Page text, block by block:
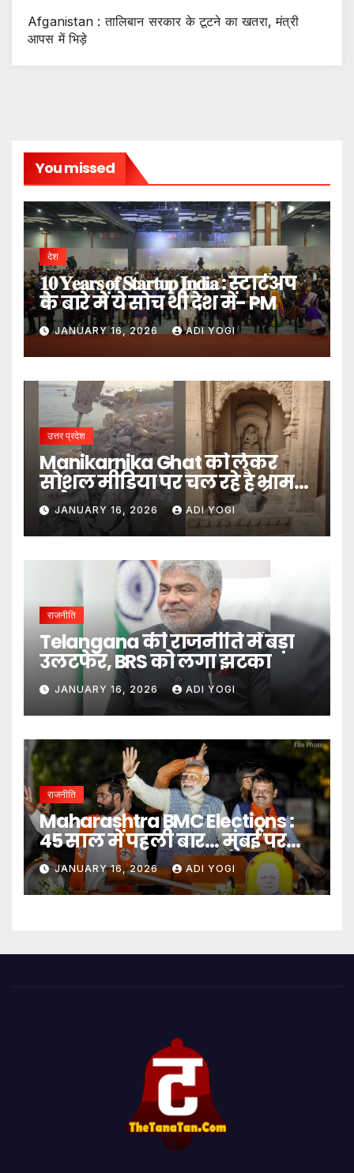
Afganistan : तालिबान सरकार के टूटने का खतरा, मंत्री
आपस में भिड़े
You missed
देश
𝟏𝟎 𝐘𝐞𝐚𝐫𝐬 𝐨𝐟 𝐒𝐭𝐚𝐫𝐭𝐮𝐩 𝐈𝐧𝐝𝐢𝐚 : स्टार्टअप
के बारे में ये सोच थी देश में- PM
JANUARY 16, 2026 ADI YOGI
उत्तर प्रदेश
Manikarnika Ghat को लेकर
सोशल मीडिया पर चल रहे है भ्रामक
दावे- DM
JANUARY 16, 2026 ADI YOGI
राजनीति
Telangana की राजनीति में बड़ा
उलटफेर, BRS को लगा झटका
JANUARY 16, 2026 ADI YOGI
राजनीति
Maharashtra BMC Elections :
45 साल में पहली बार… मुंबई पर
बादशाहत
JANUARY 16, 2026 ADI YOGI